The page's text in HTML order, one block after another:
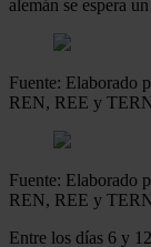
alemán se espera
Fuente: Elaborado
REN, REE y
Fuente: Elaborado
REN, REE y
Entre los días 6 y